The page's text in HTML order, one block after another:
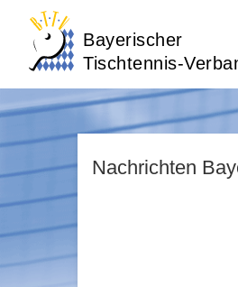
Bayerischer
Tischtennis-
Nachrichten